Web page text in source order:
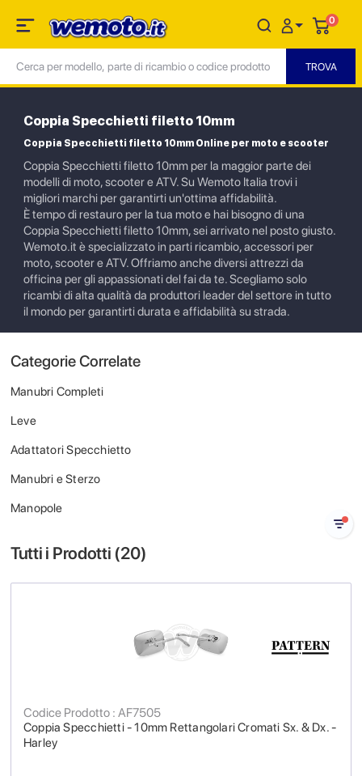
0
Coppia Specchietti filetto 10mm
Coppia Specchietti filetto 10mm Online per moto e scooter
Coppia Specchietti filetto 10mm per la maggior parte dei
modelli di moto, scooter e ATV. Su Wemoto Italia trovi i
migliori marchi per garantirti un'ottima affidabilità.
È tempo di restauro per la tua moto e hai bisogno di una
Coppia Specchietti filetto 10mm, sei arrivato nel posto giusto.
Wemoto.it è specializzato in parti ricambio, accessori per
moto, scooter e ATV. Offriamo anche diversi attrezzi da
officina per gli appassionati del fai da te. Scegliamo solo
ricambi di alta qualità da produttori leader del settore in tutto
il mondo per garantirti durata e affidabilità su strada.
Categorie Correlate
Manubri Completi
Leve
Adattatori Specchietto
Manubri e Sterzo
Manopole
Tutti i Prodotti (20)
Coppia Specchietti - 10mm Rettangolari Cromati Sx. & Dx. -
Harley
Codice Prodotto : AF7505